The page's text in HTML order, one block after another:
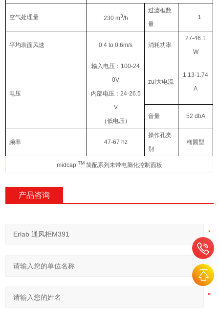
空气处理量 230 m3/h
过滤框数
量
1
平均表面风速 0.4 to 0.6m/s 消耗功率
27-46.1
W
电压
输入电压：100-24
0V
内部电压：24-26.5
V
（低电压）
zui大电流
1.13-1.74
A
音量 52 dbA
频率 47-67 hz
操作孔类
别
椭圆型
midcap TM 简配系列未带电脑化控制面板
产品咨询